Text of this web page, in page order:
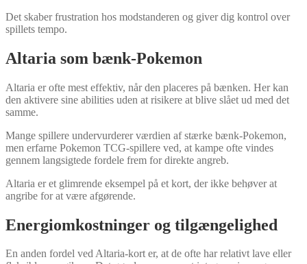
Det skaber frustration hos modstanderen og giver dig kontrol over
spillets tempo.
Altaria som bænk-Pokemon
Altaria er ofte mest effektiv, når den placeres på bænken. Her kan
den aktivere sine abilities uden at risikere at blive slået ud med det
samme.
Mange spillere undervurderer værdien af stærke bænk-Pokemon,
men erfarne Pokemon TCG-spillere ved, at kampe ofte vindes
gennem langsigtede fordele frem for direkte angreb.
Altaria er et glimrende eksempel på et kort, der ikke behøver at
angribe for at være afgørende.
Energiomkostninger og tilgængelighed
En anden fordel ved Altaria-kort er, at de ofte har relativt lave eller